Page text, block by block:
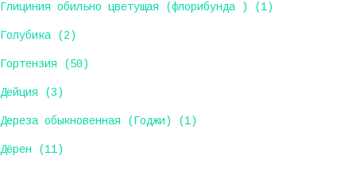
Глициния обильно цветущая (флорибунда ) (1)
Голубика (2)
Гортензия (50)
Дейция (3)
Дереза обыкновенная (Годжи) (1)
Дёрен (11)